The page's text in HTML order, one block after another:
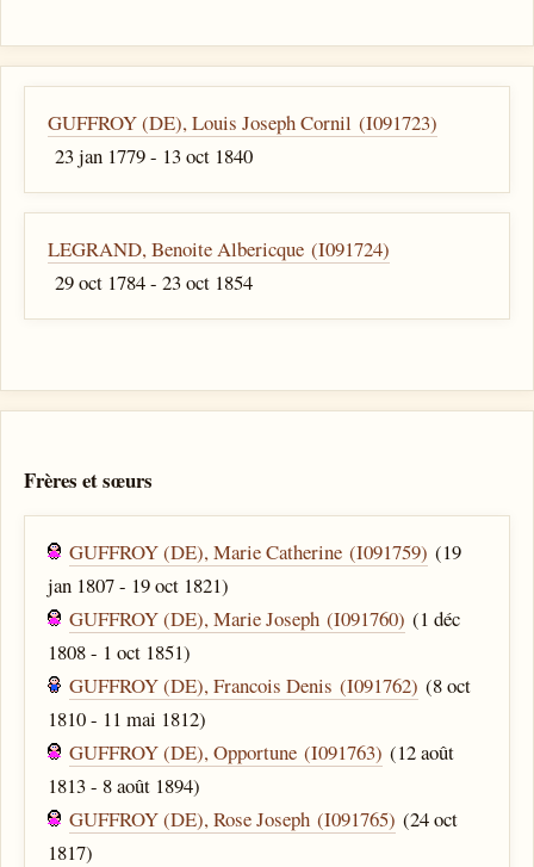
GUFFROY (DE), Louis Joseph Cornil (I091723)
23 jan 1779 - 13 oct 1840
LEGRAND, Benoite Albericque (I091724)
29 oct 1784 - 23 oct 1854
Frères et sœurs
GUFFROY (DE), Marie Catherine (I091759) (19
jan 1807 - 19 oct 1821)
GUFFROY (DE), Marie Joseph (I091760) (1 déc
1808 - 1 oct 1851)
GUFFROY (DE), Francois Denis (I091762) (8 oct
1810 - 11 mai 1812)
GUFFROY (DE), Opportune (I091763) (12 août
1813 - 8 août 1894)
GUFFROY (DE), Rose Joseph (I091765) (24 oct
1817)